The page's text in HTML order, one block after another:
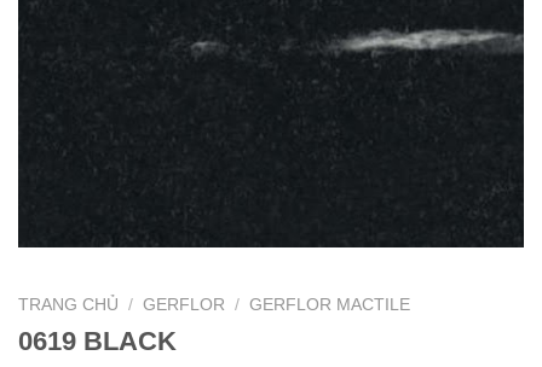
TRANG CHỦ / GERFLOR / GERFLOR MACTILE
0619 BLACK